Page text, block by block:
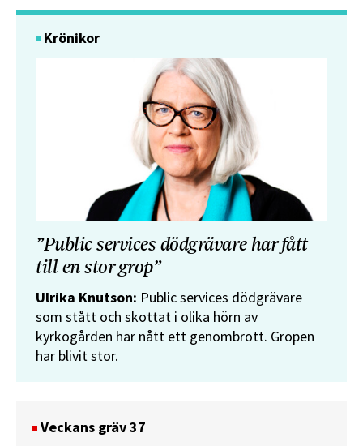
Krönikor
”Public services dödgrävare har fått
till en stor grop”
Ulrika Knutson: Public services dödgrävare
som stått och skottat i olika hörn av
kyrkogården har nått ett genombrott. Gropen
har blivit stor.
Veckans gräv 37